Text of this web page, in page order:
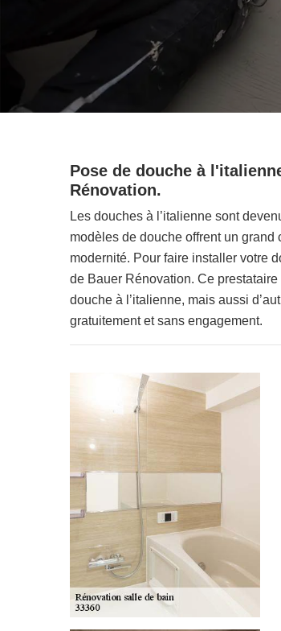
Pose de douche à
Rénovation.
Les douches à l’italienne sont
modèles de douche offrent un
modernité. Pour faire installer votre
de Bauer Rénovation. Ce
douche à l’italienne, mais aussi
gratuitement et sans engagement.